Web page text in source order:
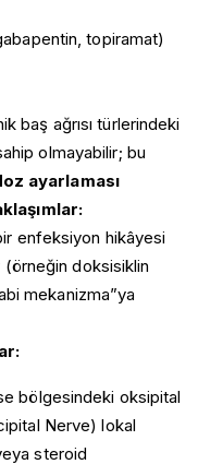
topiramat)
baş ağrısı türlerindeki
olmayabilir; bu
ayarlaması
enfeksiyon hikâyesi
doksisiklin
mekanizma”ya
bölgesindeki oksipital
Nerve) lokal
steroid